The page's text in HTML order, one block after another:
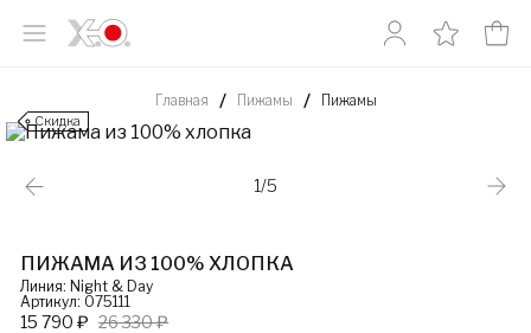
Главная Пижамы Пижамы
Скидка
1/5
ПИЖАМА ИЗ 100% ХЛОПКА
Линия: Night & Day
Артикул: 075111
15 790 ₽ 26 330 ₽